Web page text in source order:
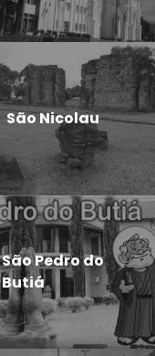
São Nicolau
São Pedro do
Butiá